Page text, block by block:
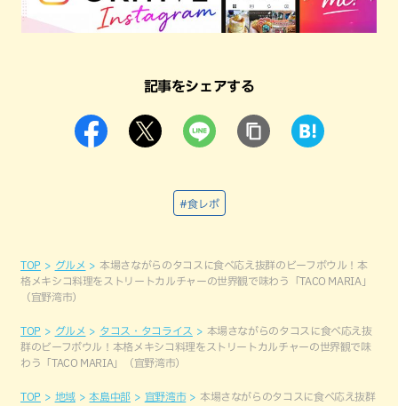
記事をシェアする
#食レポ
TOP グルメ
本場さながらのタコスに食べ応え抜群のビーフボウル！本
格メキシコ料理をストリートカルチャーの世界観で味わう「TACO MARIA」
（宜野湾市）
TOP グルメ タコス・タコライス
本場さながらのタコスに食べ応え抜
群のビーフボウル！本格メキシコ料理をストリートカルチャーの世界観で味
わう「TACO MARIA」（宜野湾市）
TOP 地域 本島中部 宜野湾市
本場さながらのタコスに食べ応え抜群